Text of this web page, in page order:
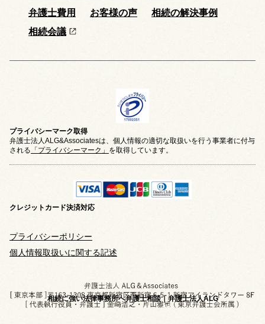
相続に強い法律事務所へ弁護士相談｜弁護士法人ALG
弁護士費用
お客様の声
相続の解決事例
相続会議
プライバシーマーク取得
弁護士法人ALG&Associatesは、個人情報の適切な取扱いを行う事業者に付与
される 「プライバシーマーク」 を取得しています。
クレジットカード決済対応
プライバシーポリシー
個人情報取扱いに関する記述